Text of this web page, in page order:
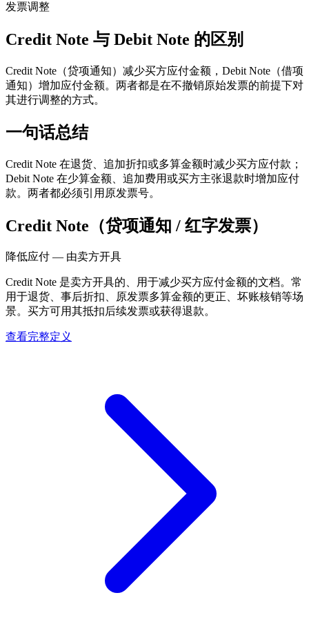
发票调整
Credit Note 与 Debit Note 的区别
Credit Note（贷项通知）减少买方应付金额，Debit Note（借项
通知）增加应付金额。两者都是在不撤销原始发票的前提下对
其进行调整的方式。
一句话总结
Credit Note 在退货、追加折扣或多算金额时减少买方应付款；
Debit Note 在少算金额、追加费用或买方主张退款时增加应付
款。两者都必须引用原发票号。
Credit Note（贷项通知 / 红字发票）
降低应付 — 由卖方开具
Credit Note 是卖方开具的、用于减少买方应付金额的文档。常
用于退货、事后折扣、原发票多算金额的更正、坏账核销等场
景。买方可用其抵扣后续发票或获得退款。
查看完整定义